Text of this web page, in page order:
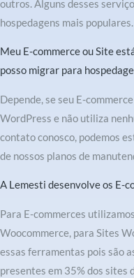
outros. Alguns desses
hospedagens mais populares.
Meu E-commerce ou Site
posso migrar para
Depende, se seu E-
WordPress e não utiliza
contato conosco, podemos
de nossos planos de
A Lemesti desenvolve os E-
Para E-commerces
Woocommerce, para Sites
essas ferramentas pois são
presentes em 35% dos sites